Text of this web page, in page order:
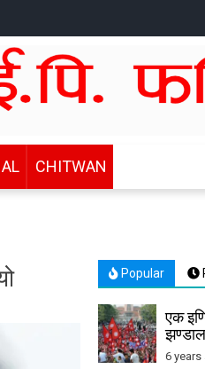
CHITWAN
Popular
एक
6 years